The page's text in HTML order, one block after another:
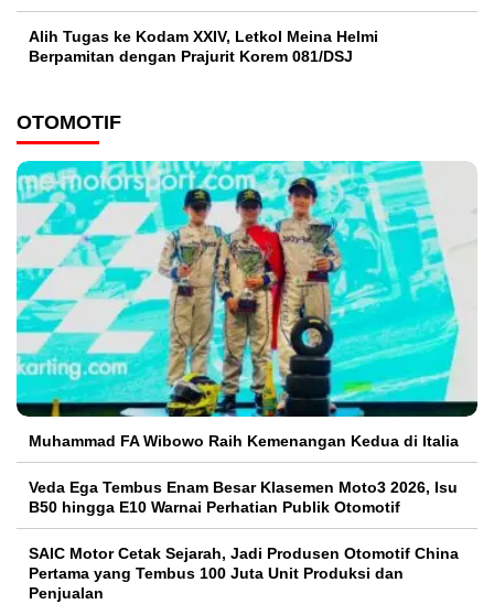
Alih Tugas ke Kodam XXIV, Letkol Meina Helmi
Berpamitan dengan Prajurit Korem 081/DSJ
OTOMOTIF
Muhammad FA Wibowo Raih Kemenangan Kedua di Italia
Veda Ega Tembus Enam Besar Klasemen Moto3 2026, Isu
B50 hingga E10 Warnai Perhatian Publik Otomotif
SAIC Motor Cetak Sejarah, Jadi Produsen Otomotif China
Pertama yang Tembus 100 Juta Unit Produksi dan
Penjualan